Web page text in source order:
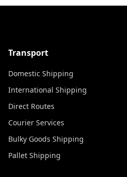
Transport
Domestic Shipping
International Shipping
Direct Routes
Courier Services
Bulky Goods Shipping
Pallet Shipping